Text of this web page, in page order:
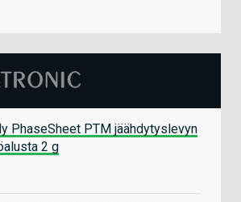
PhaseSheet PTM jäähdytyslevyn
2 g